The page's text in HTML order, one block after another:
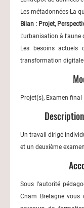
Les métadonnées-La
Bilan : Projet,
L’urbanisation à
Les besoins actuels
transformation digitale
Projet(s), Examen final
Un travail dirigé
et un deuxième
Sous l’autorité
Cnam Bretagne